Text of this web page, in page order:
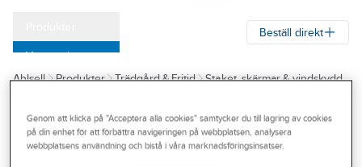
Varumärken
Kampanjer
Outlet
Branscher
Beställ direkt
Ahlsell Produkter Trädgård & Fritid
Staket, skärmar & vindskydd
JABO
Farstutak, trä
Genom att klicka på "Acceptera alla cookies" samtycker du till lagring av cookies
på din enhet för att förbättra navigeringen på webbplatsen, analysera
webbplatsens användning och bistå i våra marknadsföringsinsatser.